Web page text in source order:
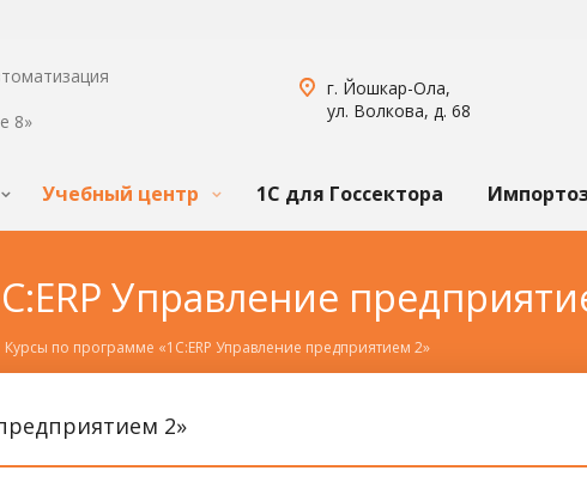
8»
г. Йошкар-Ола,
ул. Волкова, д. 68
Учебный центр 1С для Госсектора
Управление
Курсы по программе «1С:ERP Управление предприятием 2»
2»